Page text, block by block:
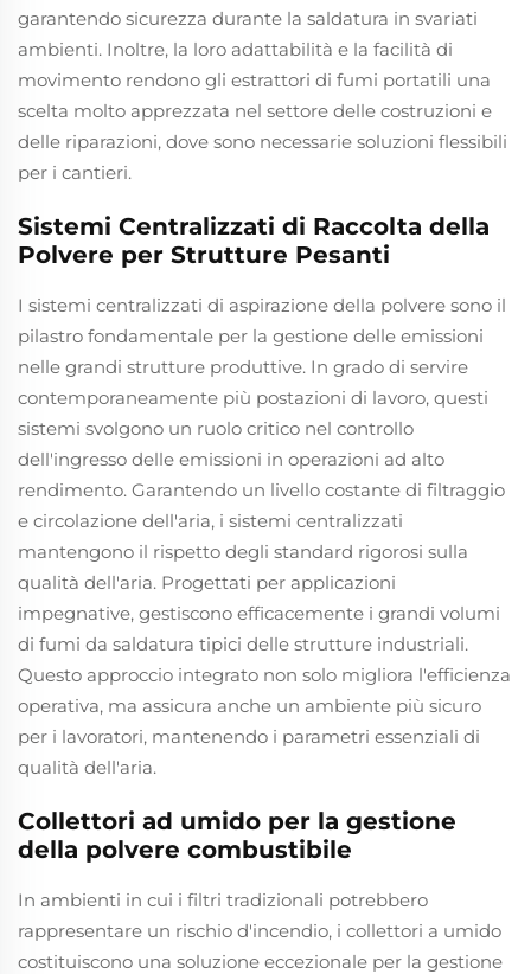
garantendo sicurezza durante la saldatura in svariati
ambienti. Inoltre, la loro adattabilità e la facilità di
movimento rendono gli estrattori di fumi portatili una
scelta molto apprezzata nel settore delle costruzioni e
delle riparazioni, dove sono necessarie soluzioni flessibili
per i cantieri.
Sistemi Centralizzati di Raccolta della
Polvere per Strutture Pesanti
I sistemi centralizzati di aspirazione della polvere sono il
pilastro fondamentale per la gestione delle emissioni
nelle grandi strutture produttive. In grado di servire
contemporaneamente più postazioni di lavoro, questi
sistemi svolgono un ruolo critico nel controllo
dell'ingresso delle emissioni in operazioni ad alto
rendimento. Garantendo un livello costante di filtraggio
e circolazione dell'aria, i sistemi centralizzati
mantengono il rispetto degli standard rigorosi sulla
qualità dell'aria. Progettati per applicazioni
impegnative, gestiscono efficacemente i grandi volumi
di fumi da saldatura tipici delle strutture industriali.
Questo approccio integrato non solo migliora l'efficienza
operativa, ma assicura anche un ambiente più sicuro
per i lavoratori, mantenendo i parametri essenziali di
qualità dell'aria.
Collettori ad umido per la gestione
della polvere combustibile
In ambienti in cui i filtri tradizionali potrebbero
rappresentare un rischio d'incendio, i collettori a umido
costituiscono una soluzione eccezionale per la gestione